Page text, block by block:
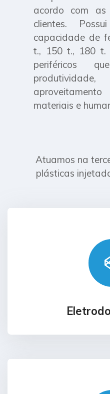
acordo com as
clientes.
capacidade de
t., 150 t., 180 t.
periféricos
materiais e
Atuamos na
plásticas